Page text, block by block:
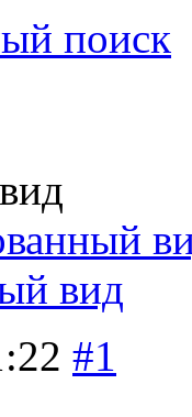
поиск
вид
#1